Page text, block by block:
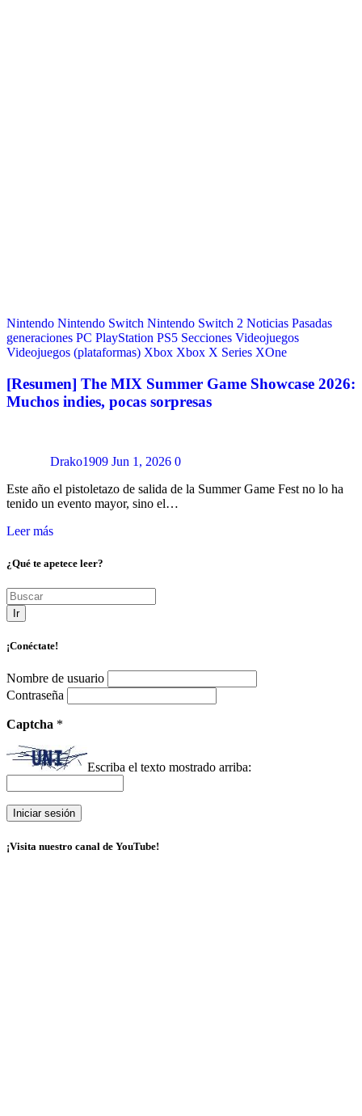
Nintendo Nintendo Switch Nintendo Switch 2 Noticias Pasadas
generaciones PC PlayStation PS5 Secciones Videojuegos
Videojuegos (plataformas) Xbox Xbox X Series XOne
[Resumen] The MIX Summer Game Showcase 2026:
Muchos indies, pocas sorpresas
Drako1909 Jun 1, 2026 0
Este año el pistoletazo de salida de la Summer Game Fest no lo ha
tenido un evento mayor, sino el…
Leer más
¿Qué te apetece leer?
Ir
¡Conéctate!
Nombre de usuario
Contraseña
Captcha *
Escriba el texto mostrado arriba:
¡Visita nuestro canal de YouTube!